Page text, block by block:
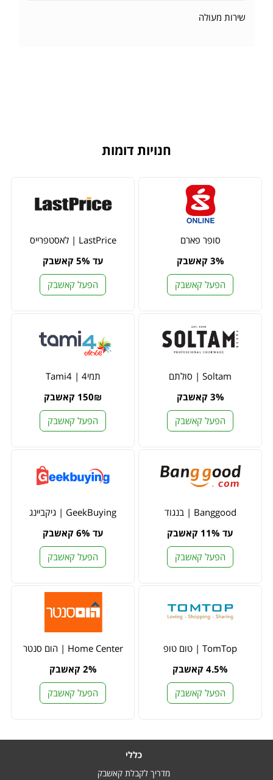
שירות מעולה
חנויות דומות
סופר פארם
3% קאשבק
הפעל קאשבק
LastPrice | לאסטפרייס
עד 5% קאשבק
הפעל קאשבק
Soltam | סולתם
3% קאשבק
הפעל קאשבק
תמי4 | Tami4
150₪ קאשבק
הפעל קאשבק
Banggood | בנגוד
עד 11% קאשבק
הפעל קאשבק
GeekBuying | גיקביינג
עד 6% קאשבק
הפעל קאשבק
TomTop | טום טופ
4.5% קאשבק
הפעל קאשבק
Home Center | הום סנטר
2% קאשבק
הפעל קאשבק
כללי
מדריך לקבלת קאשבק